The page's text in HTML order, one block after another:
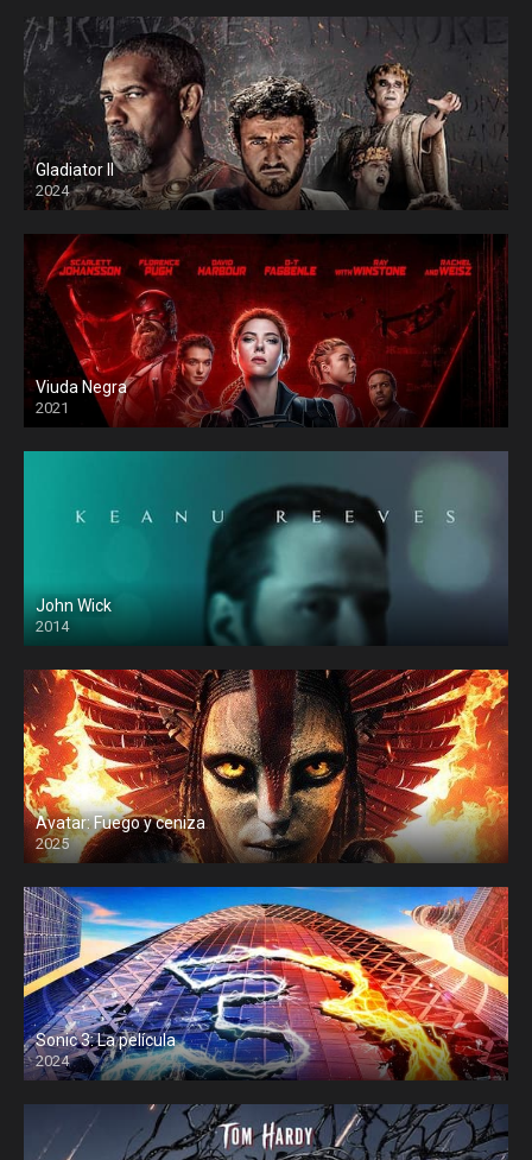
Gladiator II
2024
Viuda Negra
2021
John Wick
2014
Avatar: Fuego y ceniza
2025
Sonic 3: La película
2024